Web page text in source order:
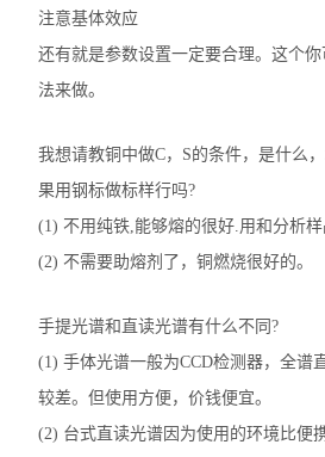
注意基体效应
还有就是参数设置一定要合理。这个
法来做。
我想请教铜中做C，S的条件，是什么
果用钢标做标样行吗?
(1) 不用纯铁,能够熔的很好.用和分析
(2) 不需要助熔剂了，铜燃烧很好的。
手提光谱和直读光谱有什么不同?
(1) 手体光谱一般为CCD检测器，全谱
较差。但使用方便，价钱便宜。
(2) 台式直读光谱因为使用的环境比便